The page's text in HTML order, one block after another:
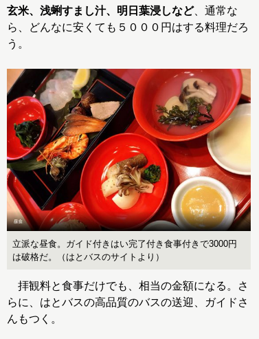
玄米、浅蜊すまし汁、明日葉浸しなど、通常な
ら、どんなに安くても５０００円はする料理だろ
う。
立派な昼食。ガイド付きはい完了付き食事付きで3000円
は破格だ。（はとバスのサイトより）
拝観料と食事だけでも、相当の金額になる。さ
らに、はとバスの高品質のバスの送迎、ガイドさ
んもつく。